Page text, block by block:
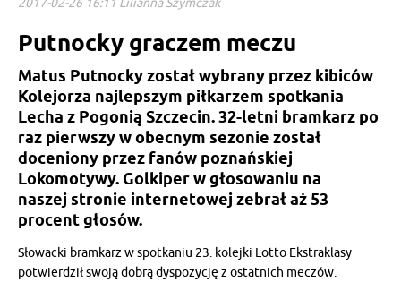
Putnocky graczem meczu
Matus Putnocky został wybrany przez kibiców
Kolejorza najlepszym piłkarzem spotkania
Lecha z Pogonią Szczecin. 32-letni bramkarz po
raz pierwszy w obecnym sezonie został
doceniony przez fanów poznańskiej
Lokomotywy. Golkiper w głosowaniu na
naszej stronie internetowej zebrał aż 53
procent głosów.
Słowacki bramkarz w spotkaniu 23. kolejki Lotto Ekstraklasy
potwierdził swoją dobrą dyspozycję z ostatnich meczów.